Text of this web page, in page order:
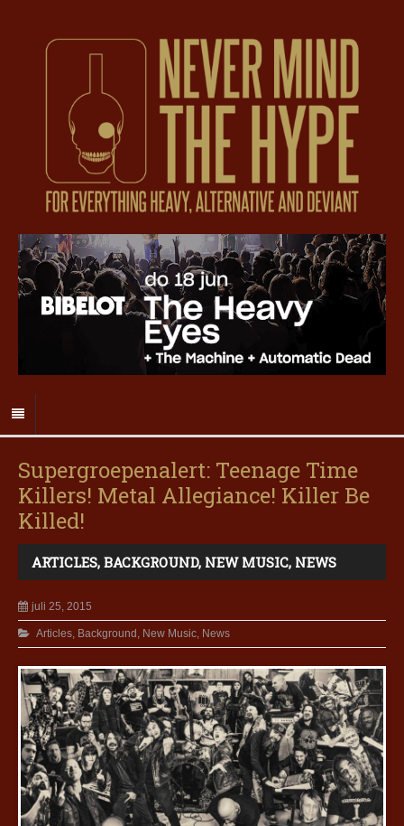
Supergroepenalert: Teenage Time
Killers! Metal Allegiance! Killer Be
Killed!
ARTICLES, BACKGROUND, NEW MUSIC, NEWS
juli 25, 2015
Articles, Background , New Music, News